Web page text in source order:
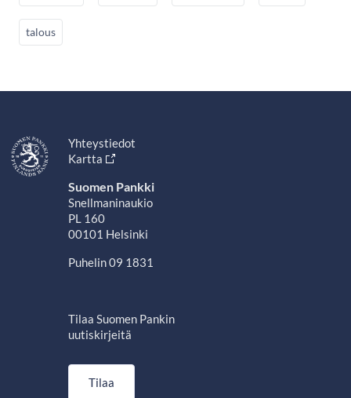
talous
Yhteystiedot
Kartta
Suomen Pankki
Snellmaninaukio
PL 160
00101 Helsinki
Puhelin 09 1831
Tilaa Suomen Pankin
uutiskirjeitä
Tilaa